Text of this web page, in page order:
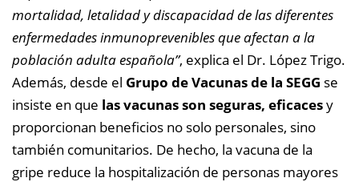
mortalidad, letalidad y discapacidad de las diferentes
enfermedades inmunoprevenibles que afectan a la
población adulta española”, explica el Dr. López Trigo.
Además, desde el Grupo de Vacunas de la SEGG se
insiste en que las vacunas son seguras, eficacesy
proporcionan beneficios no solo personales, sino
también comunitarios. De hecho, la vacuna de la
gripe reduce la hospitalización de personas mayores